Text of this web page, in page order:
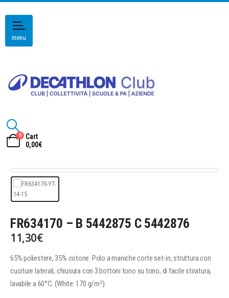
menu
0
Cart
0,00€
FR634170 – B 5442875 C 5442876
11,30€
65% poliestere, 35% cotone. Polo a maniche corte set-in, struttura con
cuciture laterali, chiusura con 3 bottoni tono su tono, di facile stiratura,
lavabile a 60°C. (White: 170 g/m²).